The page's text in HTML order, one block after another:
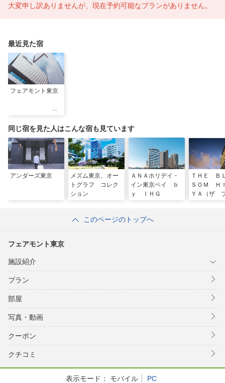
大変申し訳ありませんが、現在予約可能なプランがありません。
最近見た宿
フェアモント東京
同じ宿を見た人はこんな宿も見ています
アンダーズ東京
メズム東京、オー
トグラフ コレク
ション
ＡＮＡホリデイ・
イン東京ベイ ｂ
ｙ ＩＨＧ
ＴＨＥ Ｂ
ＳＯＭ Ｈ
ＹＡ（ザ
このページのトップへ
フェアモント東京
施設紹介
プラン
部屋
写真・動画
クーポン
クチコミ
表示モード： モバイル PC